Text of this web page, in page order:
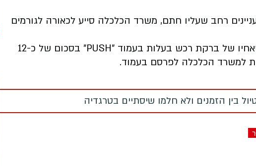
רחב שעליו חתם, משרד הכלכלה סייע לכאורה לגורמים
בתחקיר נטען, בין היתר, כי לאחר שאחיו של ברקת רכש בעלות בעמוד "PUSH" בסכום של כ-12
למשרד הכלכלה לפרסם בעמוד.
בין הזמנים ולא חלמו שיסתיים בטרגדיה